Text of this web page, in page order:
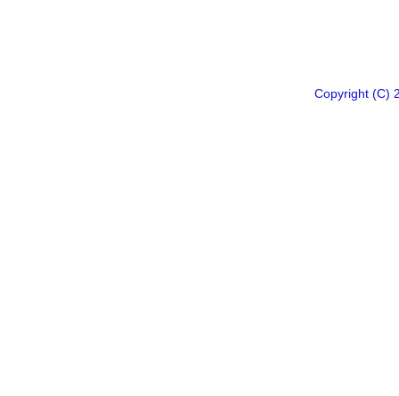
Copyright (C)